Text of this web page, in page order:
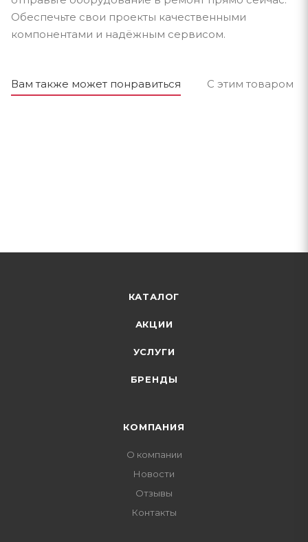
Обеспечьте свои проекты качественными
компонентами и надёжным сервисом.
Вам также может понравиться С этим товаром
КАТАЛОГ
АКЦИИ
УСЛУГИ
БРЕНДЫ
КОМПАНИЯ
О компании
Новости
Отзывы
Контакты